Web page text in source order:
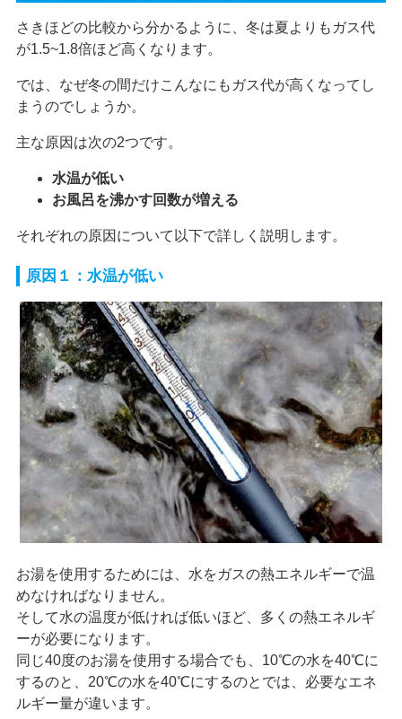
さきほどの比較から分かるように、冬は夏よりもガス代
が1.5~1.8倍ほど高くなります。
では、なぜ冬の間だけこんなにもガス代が高くなってし
まうのでしょうか。
主な原因は次の2つです。
水温が低い
お風呂を沸かす回数が増える
それぞれの原因について以下で詳しく説明します。
原因１：水温が低い
お湯を使用するためには、水をガスの熱エネルギーで温
めなければなりません。
そして水の温度が低ければ低いほど、多くの熱エネルギ
ーが必要になります。
同じ40度のお湯を使用する場合でも、10℃の水を40℃に
するのと、20℃の水を40℃にするのとでは、必要なエネ
ルギー量が違います。